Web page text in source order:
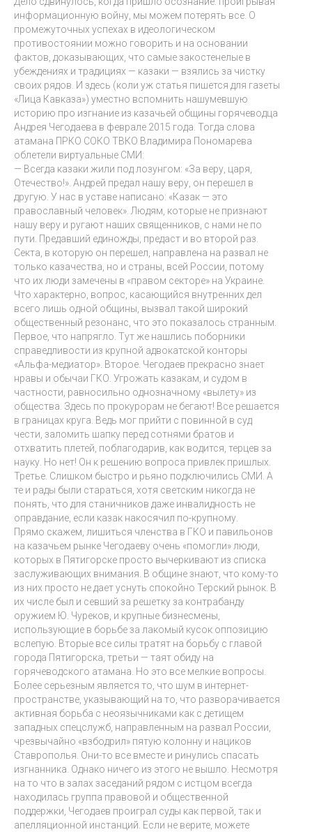
информационную войну, мы можем потерять все. О
промежуточных успехах в идеологическом
противостоянии можно говорить и на основании
фактов, доказывающих, что самые закостенелые в
убеждениях и традициях — казаки — взялись за чистку
своих рядов. И здесь (коли уж статья пишется для газеты
«Лица Кавказа») уместно вспомнить нашумевшую
историю про изгнание из казачьей общины горячеводца
Андрея Чегодаева в феврале 2015 года. Тогда слова
атамана ПРКО СОКО ТВКО Владимира Пономарева
облетели виртуальные СМИ:
— Всегда казаки жили под лозунгом: «За веру, царя,
Отечество!». Андрей предал нашу веру, он перешел в
другую. У нас в уставе написано: «Казак — это
православный человек». Людям, которые не признают
нашу веру и ругают наших священников, с нами не по
пути. Предавший единожды, предаст и во второй раз.
Секта, в которую он перешел, направлена на развал не
только казачества, но и страны, всей России, потому
что их люди замечены в «правом секторе» на Украине.
Что характерно, вопрос, касающийся внутренних дел
всего лишь одной общины, вызвал такой широкий
общественный резонанс, что это показалось странным.
Первое, что напрягло. Тут же нашлись поборники
справедливости из крупной адвокатской конторы
«Альфа-медиатор». Второе. Чегодаев прекрасно знает
нравы и обычаи ГКО. Угрожать казакам, и судом в
частности, равносильно однозначному «вылету» из
общества. Здесь по прокурорам не бегают! Все решается
в границах круга. Ведь мог прийти с повинной в суд
чести, заломить шапку перед сотнями братов и
отхватить плетей, поблагодарив, как водится, терцев за
науку. Но нет! Он к решению вопроса привлек пришлых.
Третье. Слишком быстро и рьяно подключились СМИ. А
те и рады были стараться, хотя светским никогда не
понять, что для станичников даже инвалидность не
оправдание, если казак накосячил по-крупному.
Прямо скажем, лишиться членства в ГКО и павильонов
на казачьем рынке Чегодаеву очень «помогли» люди,
которых в Пятигорске просто вычеркивают из списка
заслуживающих внимания. В общине знают, что кому-то
из них просто не дает уснуть спокойно Терский рынок. В
их числе был и севший за решетку за контрабанду
оружием Ю. Чуреков, и крупные бизнесмены,
использующие в борьбе за лакомый кусок оппозицию
вслепую. Вторые все силы тратят на борьбу с главой
города Пятигорска, третьи — таят обиду на
горячеводского атамана. Но это все мелкие вопросы.
Более серьезным является то, что шум в интернет-
пространстве, указывающий на то, что разворачивается
активная борьба с неоязычниками как с детищем
западных спецслужб, направленным на развал России,
чрезвычайно «взбодрил» пятую колонну и нациков
Ставрополья. Они-то все вместе и ринулись спасать
изгнанника. Однако ничего из этого не вышло. Несмотря
на то что в залах заседаний рядом с истцом всегда
находилась группа правовой и общественной
поддержки, Чегодаев проиграл суды как первой, так и
апелляционной инстанций. Если не верите, можете